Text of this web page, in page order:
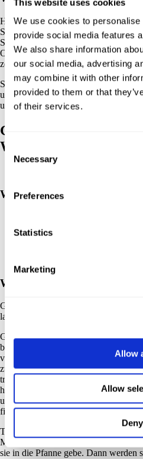
This website uses cookies
We use cookies to
provide social media features
We also share information
our social media, advertising
may combine it with other
provided to them or that
of their services.
Consent
Selection
Necessary
Preferences
Statistics
Marketing
Allow
Allow
Deny
Heizt den Ofen auf 160 Grad Ober-
Salzbrezeln auf einem Blech und
Schaltet den Ofen aus und schiebt
Ofen. Beobachtet eure Rolos gut, sie
zerlaufen.
Sobald ihr sie eindrücken könnt,
und drückt eine Pekannusshälfte in
und doch so lecker!
Gebrannte Nüsse wie
Weihnachtsmarkt
Was ihr tun müsst:
200 g Zucker
90 ml Wasser
Was ihr tun müsst:
Gebt Wasser, Zucker, Zimt und
lasst alles kurz aufkochen.
Gebt die Nüsse eurer Wahl hinzu
bis zum Schluss weiterrühren. Das
verdunstet das Wasser schneller und
zu dunkel. Kocht das Ganze solange
trocken zu wirken. Rührt weiter und
herum noch mal kurz karamellisieren.
und lasst sie abkühlen, bevor ihr sie
findet ihr ein Anleitungsvideo.
Tipp: Cashews sind mir oft zu weich,
Minuten bei 180 Grad Ober – und
sie in die Pfanne gebe. Dann werden